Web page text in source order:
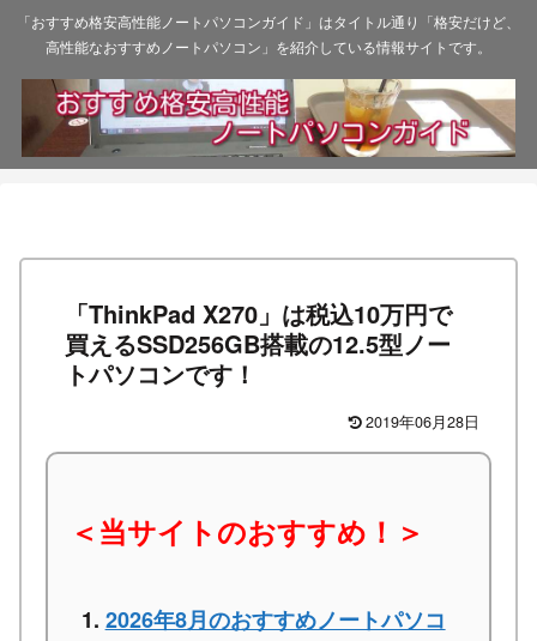
「おすすめ格安高性能ノートパソコンガイド」はタイトル通り「格安だけど、
高性能なおすすめノートパソコン」を紹介している情報サイトです。
「ThinkPad X270」は税込10万円で
買えるSSD256GB搭載の12.5型ノー
トパソコンです！
2019年06月28日
＜当サイトのおすすめ！＞
2026年8月のおすすめノートパソコ